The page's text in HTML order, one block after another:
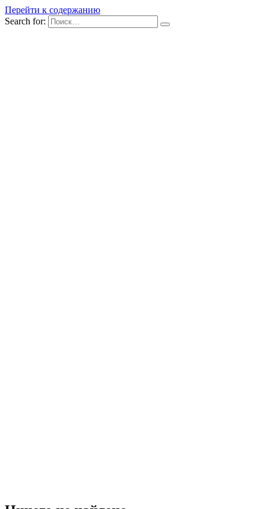
Перейти к содержанию
Search for: